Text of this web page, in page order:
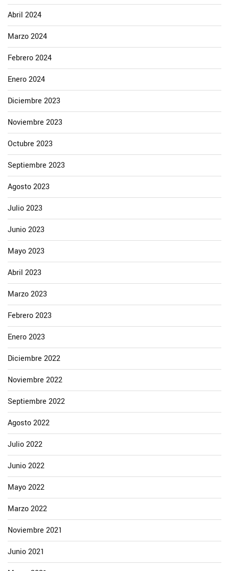
Abril 2024
Marzo 2024
Febrero 2024
Enero 2024
Diciembre 2023
Noviembre 2023
Octubre 2023
Septiembre 2023
Agosto 2023
Julio 2023
Junio 2023
Mayo 2023
Abril 2023
Marzo 2023
Febrero 2023
Enero 2023
Diciembre 2022
Noviembre 2022
Septiembre 2022
Agosto 2022
Julio 2022
Junio 2022
Mayo 2022
Marzo 2022
Noviembre 2021
Junio 2021